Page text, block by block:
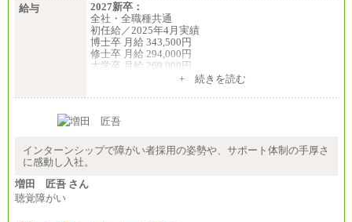
給与
2027新卒：
全社・全職種共通
初任給／2025年4月実績
博士卒 月給 343,500円
修士卒 月給 294,000円
大学卒 月給 269,000円
※試用期間の給与に変更はございません
中途：
す。
+ 続きを読む
インターンシップで障がい者採用の姿勢や、サポート体制の手厚さ
に感動し入社。
増田 匠吾 さん
聴覚障がい